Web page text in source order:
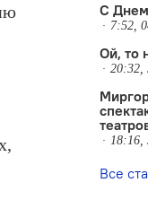
С
7:52,
Ой, то
20:32,
18:16,
Все